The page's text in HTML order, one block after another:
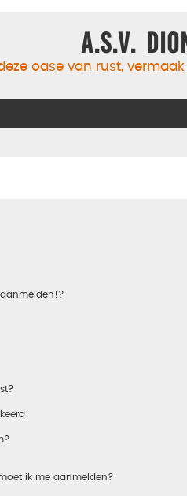
A.S.V.
oase van rust,
ik me aanmelden?